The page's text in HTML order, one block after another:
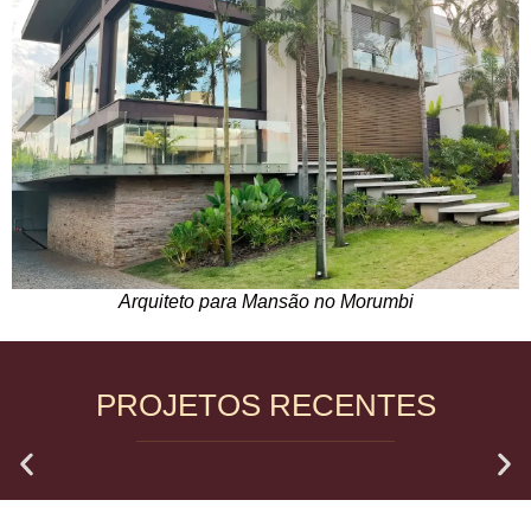
Arquiteto para Mansão no Morumbi
PROJETOS RECENTES